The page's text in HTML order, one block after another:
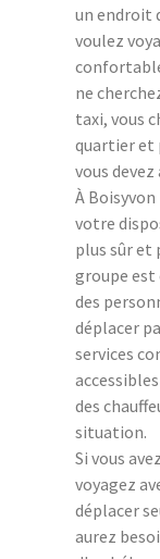
un endroit
voulez
ne
taxi, vous
quartier et
vous devez
À
votre
plus sûr et
groupe
des
déplacer
services
des
situation.
Si vous
voyagez
déplacer
aurez